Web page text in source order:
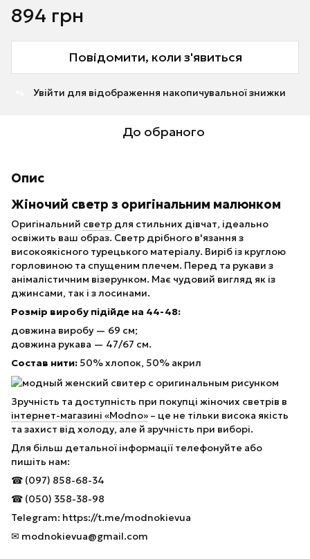
894 грн
Повідомити, коли з'явиться
Увійти для відображення накопичувальної знижки
До обраного
Опис
Жіночий светр з оригінальним малюнком
Оригінальний светр для стильних дівчат, ідеально
освіжить ваш образ. Светр дрібного в'язання з
високоякісного турецького матеріалу. Виріб із круглою
горловиною та спущеним плечем. Перед та рукави з
анімалістичним візерунком. Має чудовий вигляд як із
джинсами, так і з лосинами.
Розмір виробу підійде на 44-48:
довжина виробу — 69 см;
довжина рукава — 47/67 см.
Состав нити: 50% хлопок, 50% акрил
Зручність та доступність при покупці жіночих светрів в
інтернет-магазині «Modno» – це не тільки висока якість
та захист від холоду, але й зручність при виборі.
Для більш детальної інформації телефонуйте або
пишіть нам:
☎ (097) 858-68-34
☎ (050) 358-38-98
Telegram: https://t.me/modnokievua
✉ modnokievua@gmail.com